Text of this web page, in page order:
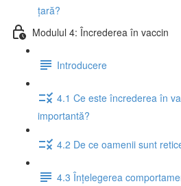
țară?
Modulul 4: Încrederea în vaccin
Introducere
4.1 Ce este încrederea în
importantă?
4.2 De ce oamenii sunt
4.3 Înțelegerea